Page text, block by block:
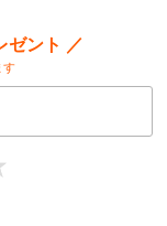
ゼント ／
す